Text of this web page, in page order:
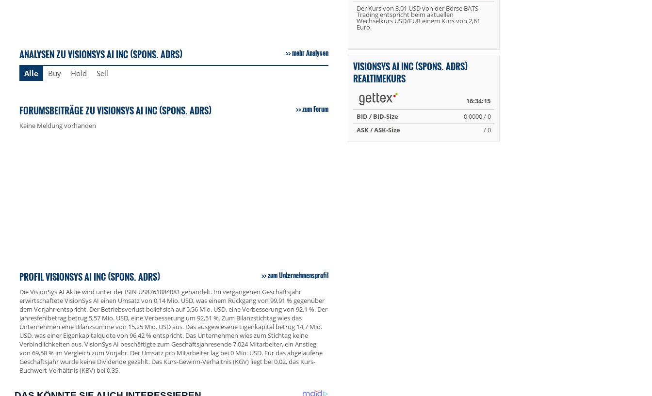
ANALYSEN ZU VISIONSYS AI INC (SPONS. ADRS) mehr Analysen
Alle Buy Hold Sell
FORUMSBEITRÄGE ZU VISIONSYS AI INC (SPONS. ADRS) zum Forum
Keine Meldung vorhanden
PROFIL VISIONSYS AI INC (SPONS. ADRS) zum Unternehmensprofil
Die VisionSys AI Aktie wird unter der ISIN US8761084081 gehandelt. Im vergangenen Geschäftsjahr
erwirtschaftete VisionSys AI einen Umsatz von 0,14 Mio. USD, was einem Rückgang von 99,91 % gegenüber
dem Vorjahr entspricht. Der Betriebsverlust belief sich auf 5,56 Mio. USD, eine Verbesserung von 92,1 %. Der
Jahresfehlbetrag betrug 5,57 Mio. USD, eine Verbesserung um 92,51 %. Zum Bilanzstichtag wies das
Unternehmen eine Bilanzsumme von 15,25 Mio. USD aus. Das ausgewiesene Eigenkapital betrug 14,7 Mio.
USD, was einer Eigenkapitalquote von 96,42 % entspricht. Das Unternehmen wies zum Stichtag keine
Verbindlichkeiten aus. VisionSys AI beschäftigte zum Geschäftsjahresende 7.024 Mitarbeiter, ein Anstieg
von 69,58 % im Vergleich zum Vorjahr. Der Umsatz pro Mitarbeiter lag bei 0 Mio. USD. Für das abgelaufene
Geschäftsjahr wurde keine Dividende gezahlt. Das Kurs-Gewinn-Verhältnis (KGV) liegt bei 0,02, das Kurs-
Buchwert-Verhältnis (KBV) bei 0,35.
Der Kurs von 3,01 USD von der Börse BATS
Trading entspricht beim aktuellen
Wechselkurs USD/EUR einem Kurs von 2,61
Euro.
VISIONSYS AI INC (SPONS. ADRS)
REALTIMEKURS
16:34:15
BID / BID-Size
0.0000 / 0
ASK / ASK-Size
/ 0